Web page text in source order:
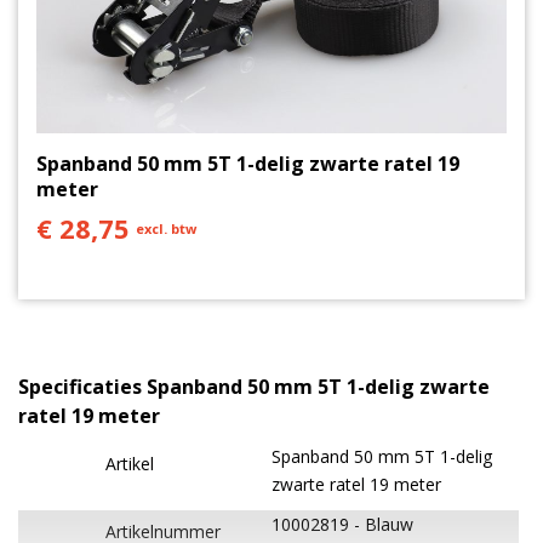
Spanband 50 mm 5T 1-delig zwarte ratel 19
meter
€ 28,75 excl. btw
Specificaties Spanband 50 mm 5T 1-delig zwarte
ratel 19 meter
Artikel
Spanband 50 mm 5T 1-delig
zwarte ratel 19 meter
Artikelnummer 10002819 Blauw